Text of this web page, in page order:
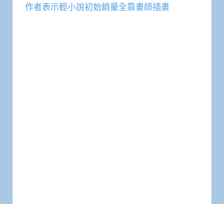
作者表示輕小說初始銷量全靠畫師插畫